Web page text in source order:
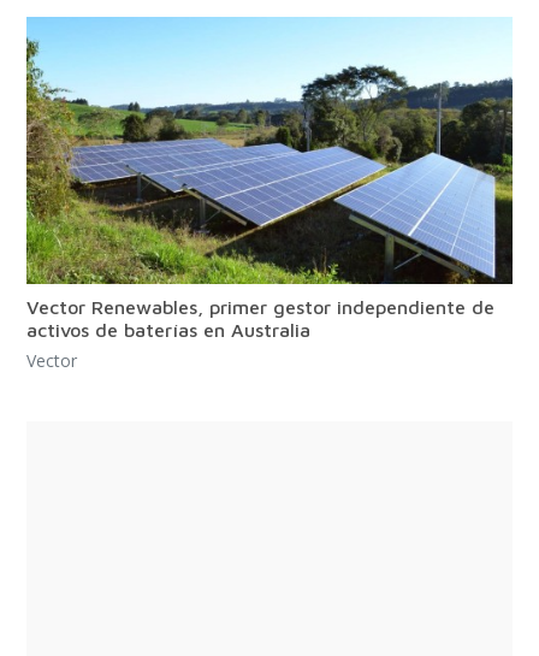
Vector Renewables, primer gestor independiente de
activos de baterías en Australia
Vector